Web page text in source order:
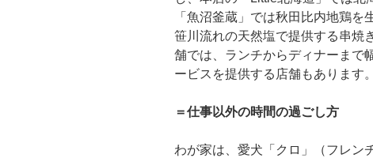
「魚沼釜蔵」では秋田比内地鶏
笹川流れの天然塩で提供する串焼
舗では、ランチからディナーまで
ービスを提供する店舗もあります。
＝仕事以外の時間の過ごし方
わが家は、愛犬「クロ」（フレン